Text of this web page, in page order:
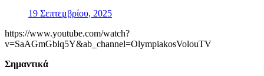
19 Σεπτεμβρίου, 2025
https://www.youtube.com/watch?
v=SaAGmGblq5Y&ab_channel=OlympiakosVolouTV
Σημαντικά